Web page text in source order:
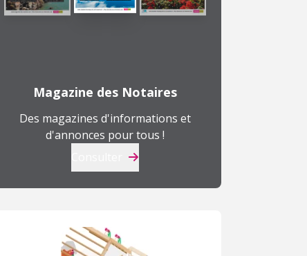
Magazine des Notaires
Des magazines d'informations et
d'annonces pour tous !